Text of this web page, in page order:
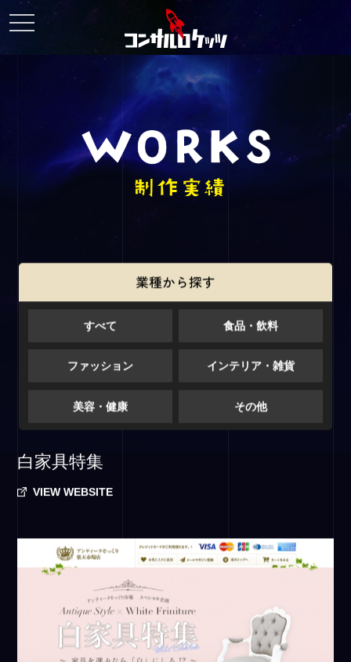
toggle
navigation
業種から探す
すべて 食品・飲料
ファッション インテリア・雑貨
美容・健康 その他
白家具特集
VIEW WEBSITE